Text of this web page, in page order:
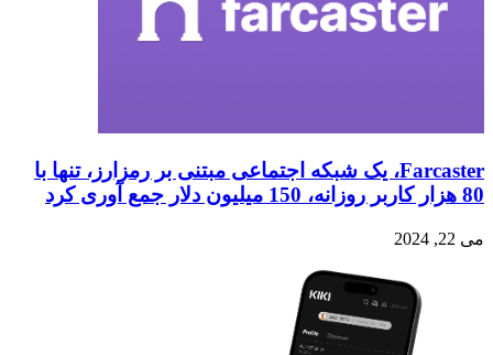
Farcaster، یک شبکه اجتماعی مبتنی بر رمزارز، تنها با
80 هزار کاربر روزانه، 150 میلیون دلار جمع آوری کرد
می 22, 2024